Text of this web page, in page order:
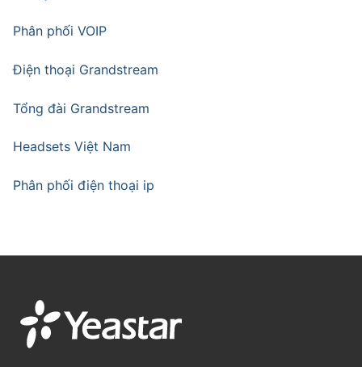
Phân phối VOIP
Điện thoại Grandstream
Tổng đài Grandstream
Headsets Việt Nam
Phân phối điện thoại ip